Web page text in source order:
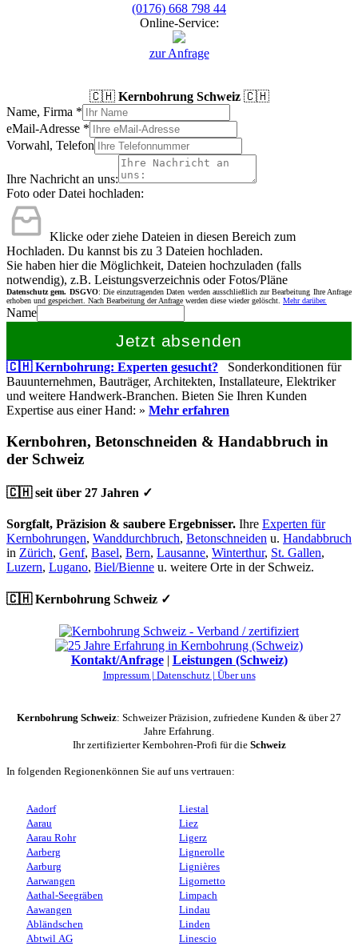
(0176) 668 798 44
Online-Service:
zur Anfrage
🇨🇭 Kernbohrung Schweiz🇨🇭
Name, Firma *
eMail-Adresse *
Vorwahl, Telefon
Ihre Nachricht an uns:
Foto oder Datei hochladen:
Klicke oder ziehe Dateien in diesen Bereich zum
Hochladen. Du kannst bis zu 3 Dateien hochladen.
Sie haben hier die Möglichkeit, Dateien hochzuladen (falls
notwendig), z.B. Leistungsverzeichnis oder Fotos/Pläne
Datenschutz gem. DSGVO: Die einzutragenden Daten werden ausschließlich zur Bearbeitung Ihre Anfrage
erhoben und gespeichert. Nach Bearbeitung der Anfrage werden diese wieder gelöscht. Mehr darüber.
Name
Jetzt absenden
🇨🇭 Kernbohrung: Experten gesucht? Sonderkonditionen für
Bauunternehmen, Bauträger, Architekten, Installateure, Elektriker
und weitere Handwerk-Branchen. Bieten Sie Ihren Kunden
Expertise aus einer Hand: » Mehr erfahren
Kernbohren, Betonschneiden & Handabbruch in
der Schweiz
🇨🇭 seit über 27 Jahren ✓
Sorgfalt, Präzision & saubere Ergebnisser. Ihre Experten für
Kernbohrungen, Wanddurchbruch, Betonschneiden u. Handabbruch
in Zürich, Genf, Basel, Bern, Lausanne, Winterthur, St. Gallen,
Luzern, Lugano, Biel/Bienne u. weitere Orte in der Schweiz.
🇨🇭 Kernbohrung Schweiz ✓
Kontakt/Anfrage| Leistungen (Schweiz)
Impressum | Datenschutz | Über uns
Kernbohrung Schweiz: Schweizer Präzision, zufriedene Kunden & über 27
Jahre Erfahrung.
Ihr zertifizierter Kernbohren-Profi für die Schweiz
In folgenden Regionenkönnen Sie auf uns vertrauen:
Aadorf
Aarau
Aarau Rohr
Aarberg
Aarburg
Aarwangen
Aathal-Seegräben
Aawangen
Abländschen
Abtwil AG
Liestal
Liez
Ligerz
Lignerolle
Lignières
Ligornetto
Limpach
Lindau
Linden
Linescio